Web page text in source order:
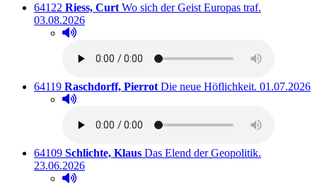
Titelnummer:
64122 von
Riess, Curt: Wo sich der Geist Europas traf.
03.08.2026
Hörprobe abspielen
Hörprobe von Wo sich der Geist Europas traf.
Titelnummer:
64119 von
Raschdorff, Pierrot: Die neue Höflichkeit. Ausleihbar
01.07.2026
Hörprobe abspielen
Hörprobe von Die neue Höflichkeit.
Titelnummer:
64109 von
Schlichte, Klaus: Das Elend der Geopolitik.
23.06.2026
Hörprobe abspielen
Hörprobe von Das Elend der Geopolitik.